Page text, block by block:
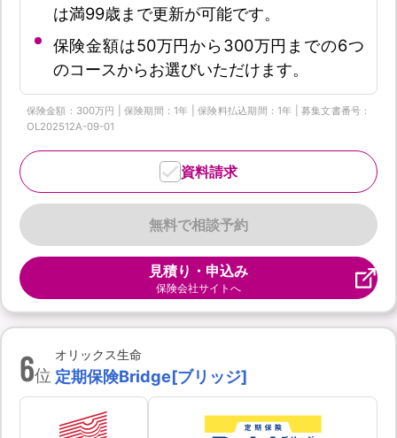
は満99歳まで更新が可能です。
保険金額は50万円から300万円までの6つ
のコースからお選びいただけます。
保険金額：300万円 | 保険期間：1年 | 保険料払込期間：1年 | 募集文書番号：
OL202512A-09-01
無料で相談予約
資料請求
見積り・申込み
保険会社サイトへ
6位
オリックス生命
定期保険Bridge[ブリッジ]